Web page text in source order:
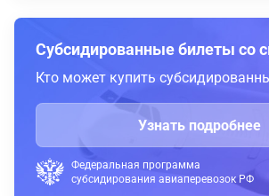
Субсидированные билеты со
Кто может купить
Узнать подробнее
Федеральная программа
субсидирования авиаперевозок РФ